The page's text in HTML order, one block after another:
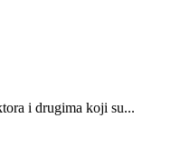
i drugima koji su...